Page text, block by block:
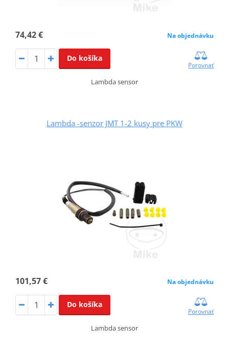
74,42 € Na objednávku
Do košíka
Porovnať
Lambda sensor
Lambda -senzor JMT 1-2 kusy pre PKW
101,57 € Na objednávku
Do košíka
Porovnať
Lambda sensor